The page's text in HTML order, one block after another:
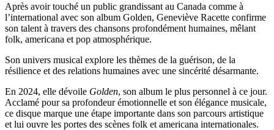
Après avoir touché un public grandissant au Canada comme à
l’international avec son album Golden, Geneviève Racette confirme
son talent à travers des chansons profondément humaines, mêlant
folk, americana et pop atmosphérique.
Son univers musical explore les thèmes de la guérison, de la
résilience et des relations humaines avec une sincérité désarmante.
En 2024, elle dévoile Golden, son album le plus personnel à ce jour.
Acclamé pour sa profondeur émotionnelle et son élégance musicale,
ce disque marque une étape importante dans son parcours artistique
et lui ouvre les portes des scènes folk et americana internationales.